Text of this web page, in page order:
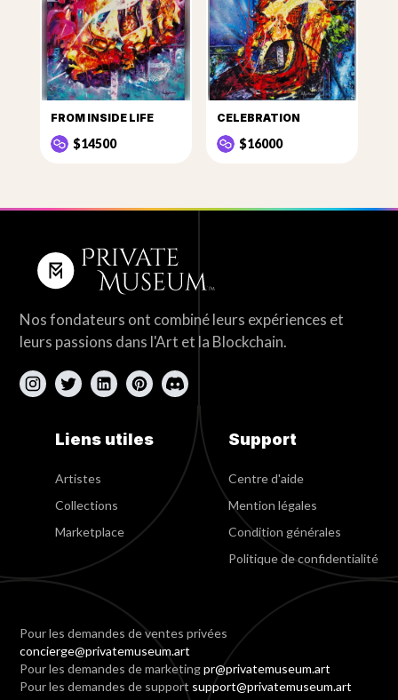
FROM INSIDE LIFE
$14500
CELEBRATION
$16000
Nos fondateurs ont combiné leurs expériences et
leurs passions dans l'Art et la Blockchain.
Liens utiles
Artistes
Collections
Marketplace
Support
Centre d'aide
Mention légales
Condition générales
Politique de confidentialité
Pour les demandes de ventes privées
concierge@privatemuseum.art
Pour les demandes de marketingpr@privatemuseum.art
Pour les demandes de support support@privatemuseum.art